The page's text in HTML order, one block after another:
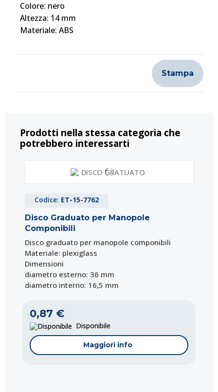
Colore: nero
Altezza: 14 mm
Materiale: ABS
Stampa
Prodotti nella stessa categoria che
potrebbero interessarti
Codice: ET-15-7762
Disco Graduato per Manopole
Componibili
Disco graduato per manopole componibili
Materiale: plexiglass
Dimensioni
diametro esterno: 36 mm
diametro interno: 16,5 mm
0,87 €
Disponibile
Maggiori info